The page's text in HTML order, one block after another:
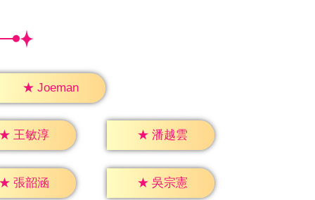
★ Joeman
王敏淳 ★ 潘越雲
張韶涵 ★ 吳宗憲